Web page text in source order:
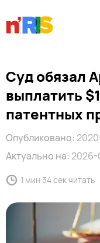
Суд обязал
выплатить
патентных
Опубликовано:
Актуально на: 2026-
1 мин 34 сек читать